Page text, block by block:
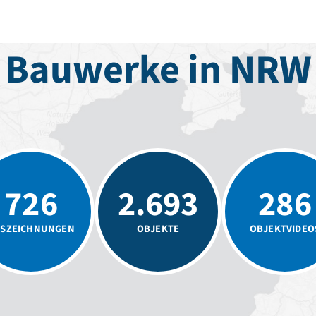
Bauwerke in NRW
726 2.693
OBJEKTE
286